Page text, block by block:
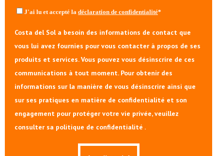
J'ai lu et accepté la déclaration de confidentialité*
Costa del Sol a besoin des informations de contact que
vous lui avez fournies pour vous contacter à propos de ses
produits et services. Vous pouvez vous désinscrire de ces
communications à tout moment. Pour obtenir des
informations sur la manière de vous désinscrire ainsi que
sur ses pratiques en matière de confidentialité et son
engagement pour protéger votre vie privée, veuillez
consulter sa politique de confidentialité .